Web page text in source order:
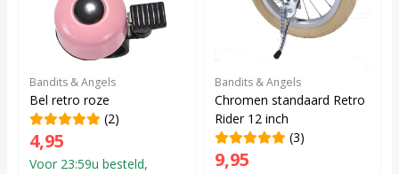
Bandits & Angels
Bel retro roze
(2)
4,95
Voor 23:59u besteld,
Bandits & Angels
Chromen standaard Retro
Rider 12 inch
(3)
9,95